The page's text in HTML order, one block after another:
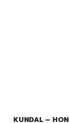
KUNDAL –